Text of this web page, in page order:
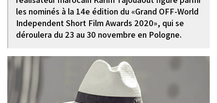
les nominés à la 14e édition du «Grand OFF-World
Independent Short Film Awards 2020», qui se
déroulera du 23 au 30 novembre en Pologne.